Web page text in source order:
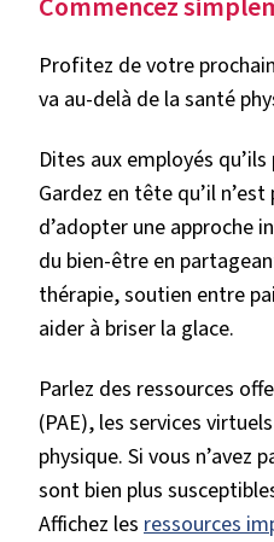
Profitez de votre
va au-delà de la santé
Dites aux employés
Gardez en tête qu’il
d’adopter une approche
du bien-être en
thérapie, soutien entre
aider à briser la glace.
Parlez des ressources
(PAE), les services
physique. Si vous n’avez
sont bien plus
Affichez les ressources